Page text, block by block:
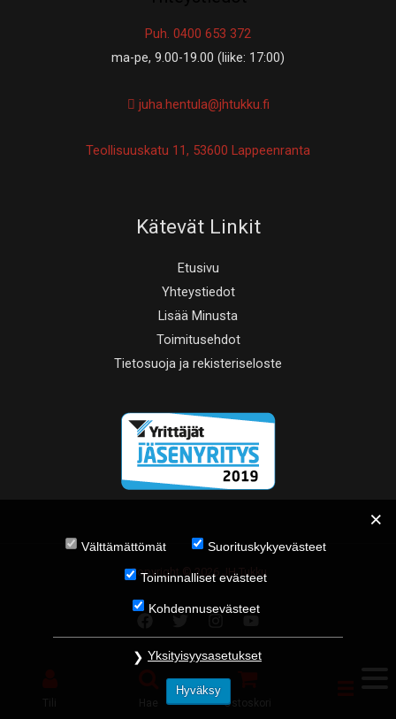
Puh. 0400 653 372
ma-pe, 9.00-19.00 (liike: 17:00)
juha.hentula@jhtukku.fi
Teollisuuskatu 11, 53600 Lappeenranta
Kätevät Linkit
Etusivu
Yhteystiedot
Lisää Minusta
Toimitusehdot
Tietosuoja ja rekisteriseloste
Copyright © 2026 JH Tukku
Välttämättömät Suorituskykyevästeet
Toiminnalliset evästeet
Kohdennusevästeet
Yksityisyysasetukset
Hyväksy
Ostoskori